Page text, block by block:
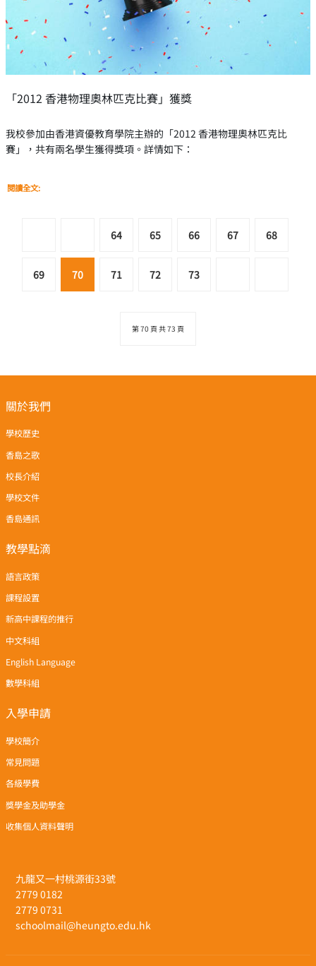
「2012 香港物理奧林匹克比賽」獲獎
我校參加由香港資優教育學院主辦的「2012 香港物理奧林匹克比
賽」，共有兩名學生獲得獎項。詳情如下：
閱讀全文:
64 65 66 67 68
69 70 71 72 73
第 70 頁 共 73 頁
九龍又一村桃源街33號
2779 0182
2779 0731
schoolmail@heungto.edu.hk
關於我們
學校歷史
香島之歌
校長介紹
學校文件
香島通訊
教學點滴
語言政策
課程設置
新高中課程的推行
中文科組
English Language
數學科組
入學申請
學校簡介
常見問題
各級學費
獎學金及助學金
收集個人資料聲明